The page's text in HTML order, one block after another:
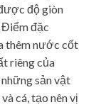
độ giòn
Điểm đặc
thêm nước cốt
riêng của
sản vật
cá, tạo nên vị